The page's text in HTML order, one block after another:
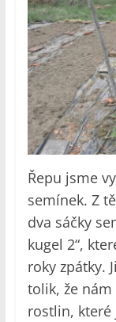
Řepu jsme
semínek. Z
dva sáčky
kugel 2“,
roky zpátky.
tolik, že
rostlin, které